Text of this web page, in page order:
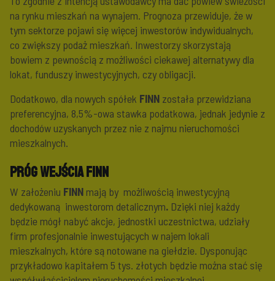
na rynku mieszkań na wynajem. Prognoza przewiduje, że w
tym sektorze pojawi się więcej inwestorów indywidualnych,
co zwiększy podaż mieszkań. Inwestorzy skorzystają
bowiem z pewnością z możliwości ciekawej alternatywy dla
lokat, funduszy inwestycyjnych, czy obligacji.
Dodatkowo, dla nowych spółek FINN została przewidziana
preferencyjna, 8,5%-owa stawka podatkowa, jednak jedynie z
dochodów uzyskanych przez nie z najmu nieruchomości
mieszkalnych.
Próg wejścia FINN
W założeniu FINN mają by możliwością inwestycyjną
dedykowaną inwestorom detalicznym. Dzięki niej każdy
będzie mógł nabyć akcje, jednostki uczestnictwa, udziały
firm profesjonalnie inwestujących w najem lokali
mieszkalnych, które są notowane na giełdzie. Dysponując
przykładowo kapitałem 5 tys. złotych będzie można stać się